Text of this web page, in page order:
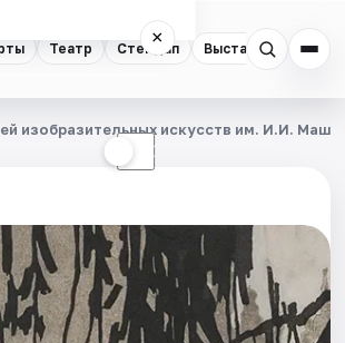
Театр Стендап Выставки
×
☾
изобразительных искусств им. И.И.